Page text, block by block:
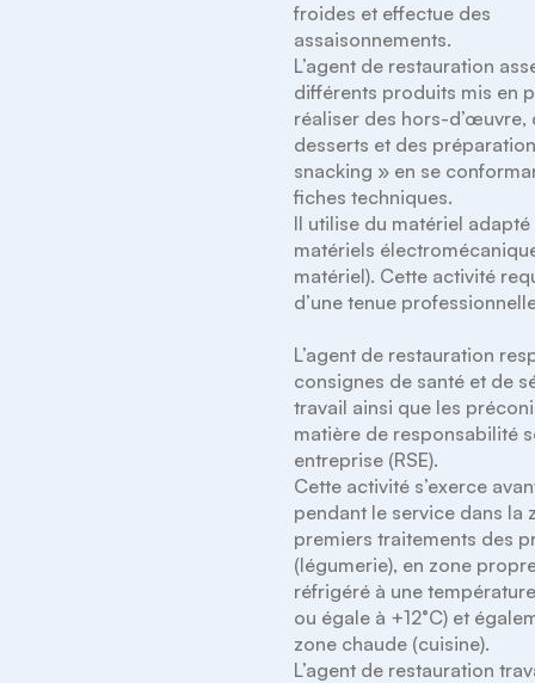
froides et effectue des
assaisonnements.
L’agent de restauration
différents produits mis en
réaliser des hors-d’œuvre,
desserts et des
snacking » en se
fiches techniques.
Il utilise du matériel
matériels
matériel). Cette activité
d’une tenue
L’agent de restauration
consignes de santé et de
travail ainsi que les
matière de responsabilité
entreprise (RSE).
Cette activité s’exerce
pendant le service dans la
premiers traitements des
(légumerie), en zone
réfrigéré à une
ou égale à +12°C) et
zone chaude (cuisine).
L’agent de restauration